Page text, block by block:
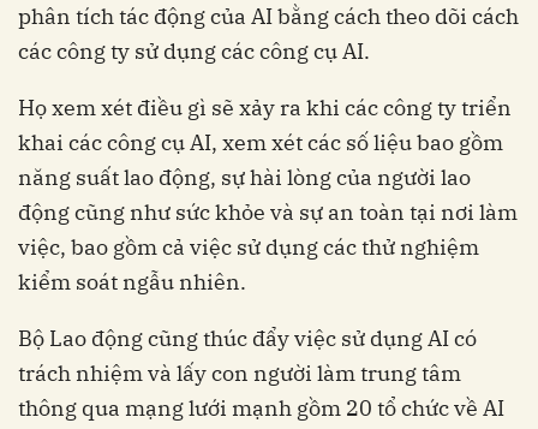
phân tích tác động của AI bằng cách theo dõi cách
các công ty sử dụng các công cụ AI.
Họ xem xét điều gì sẽ xảy ra khi các công ty triển
khai các công cụ AI, xem xét các số liệu bao gồm
năng suất lao động, sự hài lòng của người lao
động cũng như sức khỏe và sự an toàn tại nơi làm
việc, bao gồm cả việc sử dụng các thử nghiệm
kiểm soát ngẫu nhiên.
Bộ Lao động cũng thúc đẩy việc sử dụng AI có
trách nhiệm và lấy con người làm trung tâm
thông qua mạng lưới mạnh gồm 20 tổ chức về AI